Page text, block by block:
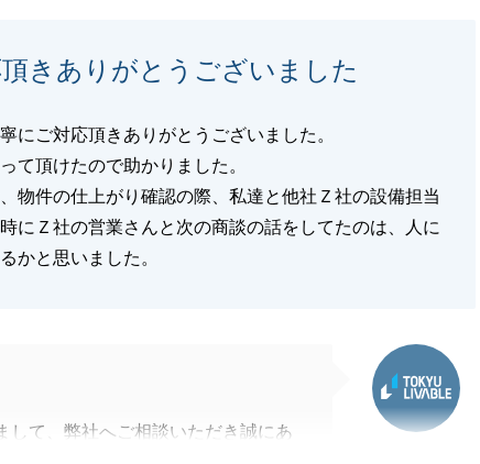
軽にご連絡いただければと存じま
ざいました。
る
きありがとうございました
にご対応頂きありがとうございました。
て頂けたので助かりました。
物件の仕上がり確認の際、私達と他社Ｚ社の設備担当
にＺ社の営業さんと次の商談の話をしてたのは、人に
かと思いました。
して、弊社へご相談いただき誠にあ